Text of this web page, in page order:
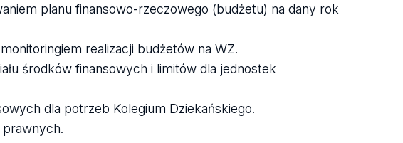
planu finansowo-rzeczowego (budżetu) na dany rok
realizacji budżetów na WZ.
środków finansowych i limitów dla jednostek
dla potrzeb Kolegium Dziekańskiego.